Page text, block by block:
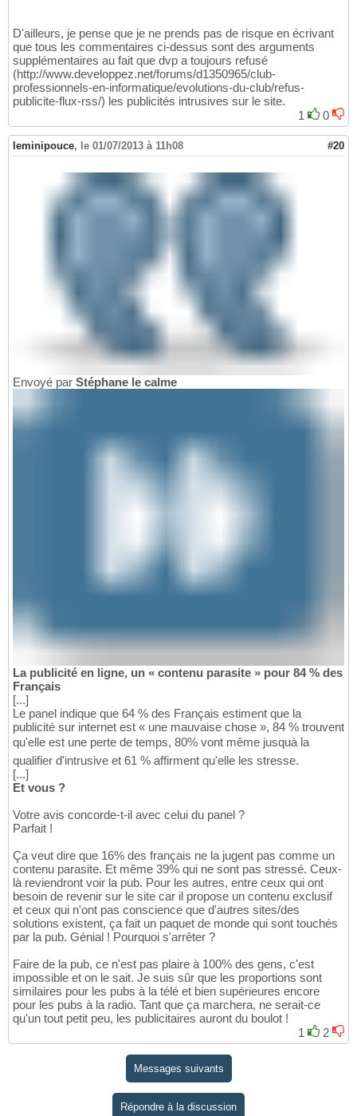
D'ailleurs, je pense que je ne prends pas de risque en écrivant
que tous les commentaires ci-dessus sont des arguments
supplémentaires au fait que dvp a toujours refusé
(http://www.developpez.net/forums/d1350965/club-
professionnels-en-informatique/evolutions-du-club/refus-
publicite-flux-rss/) les publicités intrusives sur le site.
1
0
leminipouce, le 01/07/2013 à 11h08 #20
Envoyé par Stéphane le calme
La publicité en ligne, un « contenu parasite » pour 84 % des
Français
[...]
Le panel indique que 64 % des Français estiment que la
publicité sur internet est « une mauvaise chose », 84 % trouvent
qu'elle est une perte de temps, 80% vont même jusquà la
qualifier d'intrusive et 61 % affirment qu'elle les stresse.
[...]
Et vous ?
Votre avis concorde-t-il avec celui du panel ?
Parfait !
Ça veut dire que 16% des français ne la jugent pas comme un
contenu parasite. Et même 39% qui ne sont pas stressé. Ceux-
là reviendront voir la pub. Pour les autres, entre ceux qui ont
besoin de revenir sur le site car il propose un contenu exclusif
et ceux qui n'ont pas conscience que d'autres sites/des
solutions existent, ça fait un paquet de monde qui sont touchés
par la pub. Génial ! Pourquoi s'arrêter ?
Faire de la pub, ce n'est pas plaire à 100% des gens, c'est
impossible et on le sait. Je suis sûr que les proportions sont
similaires pour les pubs à la télé et bien supérieures encore
pour les pubs à la radio. Tant que ça marchera, ne serait-ce
qu'un tout petit peu, les publicitaires auront du boulot !
1
2
Messages suivants
Répondre à la discussion